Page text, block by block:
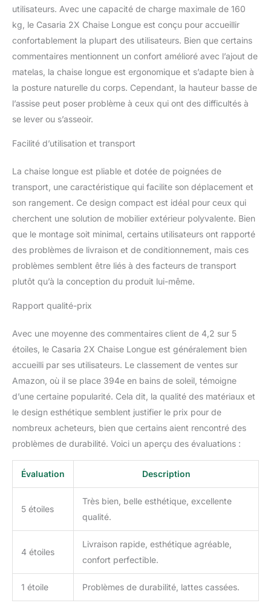
chaise longue de sauna
des charges jusqu'à 160
kg. Installez-vous
confortablement partout
avec notre chaise longue
de qualité supérieure.
EXTRA : la belle chaise
longue pliante dispose
être sorti sur deux
peut être modifiée. Un
système de blocage
astucieux permet de
régler la longueur
souhaitée. RELAXATION :
Même par temps froid,
installez-vous
confortablement dans ce
fauteuil de relaxation. La
veinure unique du bois
votre salon ou dans
votre spa.
utilisateurs. Avec une capacité de charge maximale de 160
kg, le Casaria 2X Chaise Longue est conçu pour accueillir
confortablement la plupart des utilisateurs. Bien que certains
commentaires mentionnent un confort amélioré avec l’ajout de
matelas, la chaise longue est ergonomique et s’adapte bien à
la posture naturelle du corps. Cependant, la hauteur basse de
l’assise peut poser problème à ceux qui ont des difficultés à
se lever ou s’asseoir.
Facilité d’utilisation et transport
La chaise longue est pliable et dotée de poignées de
transport, une caractéristique qui facilite son déplacement et
son rangement. Ce design compact est idéal pour ceux qui
cherchent une solution de mobilier extérieur polyvalente. Bien
que le montage soit minimal, certains utilisateurs ont rapporté
des problèmes de livraison et de conditionnement, mais ces
problèmes semblent être liés à des facteurs de transport
plutôt qu’à la conception du produit lui-même.
Rapport qualité-prix
Avec une moyenne des commentaires client de 4,2 sur 5
étoiles, le Casaria 2X Chaise Longue est généralement bien
accueilli par ses utilisateurs. Le classement de ventes sur
Amazon, où il se place 394e en bains de soleil, témoigne
d’une certaine popularité. Cela dit, la qualité des matériaux et
le design esthétique semblent justifier le prix pour de
nombreux acheteurs, bien que certains aient rencontré des
problèmes de durabilité. Voici un aperçu des évaluations :
Évaluation Description
5 étoiles
Très bien, belle esthétique, excellente
qualité.
4 étoiles
Livraison rapide, esthétique agréable,
confort perfectible.
1 étoile Problèmes de durabilité, lattes cassées.